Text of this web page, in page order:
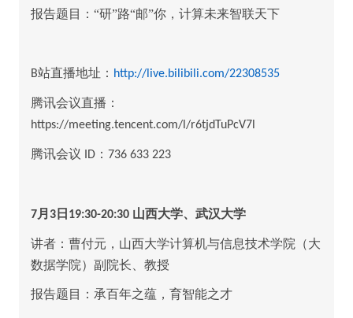
报告题目：“研”路“邮”你，计算未来智联天下
B站直播地址： http://live.bilibili.com/22308535
腾讯会议直播：
https://meeting.tencent.com/l/r6tjdTuPcV7l
腾讯会议 ID ： 736 633 223
7月 3 日 19:30-20:30 山西大学、武汉大学
讲者：曹付元，山西大学计算机与信息技术学院（大
数据学院）副院长、教授
报告题目：承百年之蕴，育智能之才